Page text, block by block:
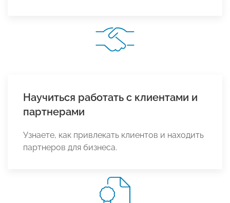
Научиться работать с клиентами и
партнерами
Узнаете, как привлекать клиентов и находить
партнеров для бизнеса.